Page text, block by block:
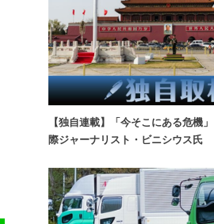
【独自連載】「今そこにある危機
際ジャーナリスト・ビニシウス氏